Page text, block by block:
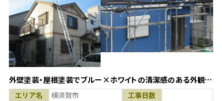
外壁塗装・屋根塗装でブルー×ホワイトの清潔感のある外観
に！(神奈川県横須賀市)
エリア名 横須賀市
工事日数